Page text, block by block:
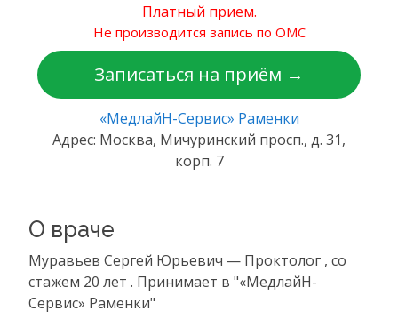
Платный прием.
Не производится запись по ОМС
Записаться на приём →
«МедлайН-Сервис» Раменки
Адрес: Москва, Мичуринский просп., д. 31,
корп. 7
О враче
Муравьев Сергей Юрьевич — Проктолог , со
стажем 20 лет . Принимает в "«МедлайН-
Сервис» Раменки"